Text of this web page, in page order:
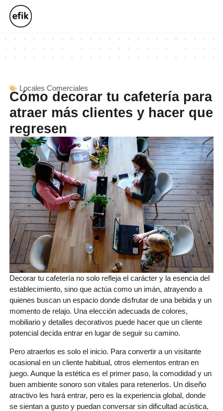
Locales Comerciales
Cómo decorar tu cafetería para
atraer más clientes y hacer que
regresen
Decorar tu cafetería no solo refleja el carácter y la esencia del
establecimiento, sino que actúa como un imán, atrayendo a
quienes buscan un espacio donde disfrutar de una bebida y un
momento de relajo. Una elección adecuada de colores,
mobiliario y detalles decorativos puede hacer que un cliente
potencial decida entrar en lugar de seguir su camino.
Pero atraerlos es solo el inicio. Para convertir a un visitante
ocasional en un cliente habitual, otros elementos entran en
juego. Aunque la estética es el primer paso, la comodidad y un
buen ambiente sonoro son vitales para retenerlos. Un diseño
atractivo les hará entrar, pero es la experiencia global, donde
se sientan a gusto y puedan conversar sin dificultad acústica,